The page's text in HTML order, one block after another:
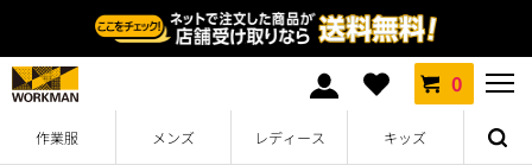
0
作業服 メンズ レディース キッズ